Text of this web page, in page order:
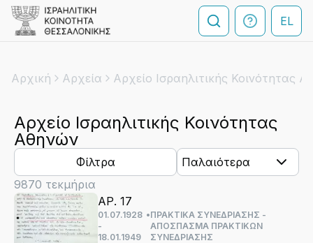
EL
Αρχική Αρχεία Αρχείο Ισραηλιτικής Κοινότητας
Αρχείο Ισραηλιτικής Κοινότητας
Αθηνών
Φίλτρα
Παλαιότερα
9870 τεκμήρια
ΑΡ. 17
01.07.1928
-
18.01.1949
•ΠΡΑΚΤΙΚΑ ΣΥΝΕΔΡΙΑΣΗΣ -
ΑΠΟΣΠΑΣΜΑ ΠΡΑΚΤΙΚΩΝ
ΣΥΝΕΔΡΙΑΣΗΣ